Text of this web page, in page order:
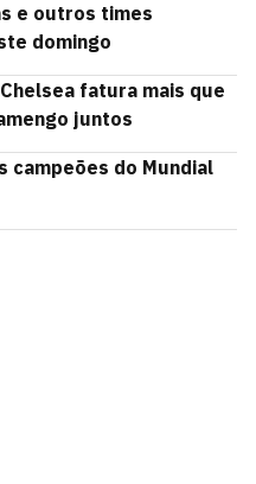
e outros times
domingo
fatura mais que
juntos
campeões do Mundial